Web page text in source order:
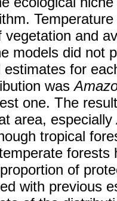
vegetation and
models did not
estimates for
was
one. The
area, especially
tropical
of
with previous